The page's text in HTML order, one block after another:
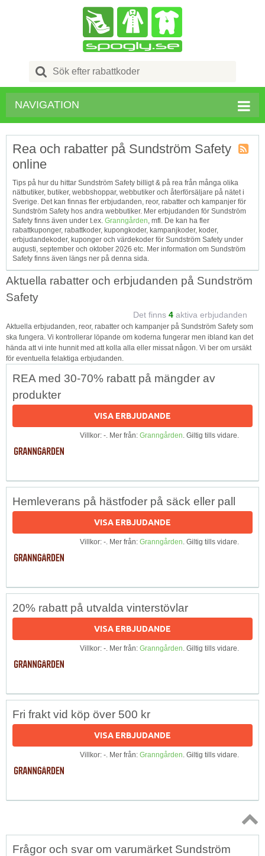
Search
for:
NAVIGATION
Rea och rabatter på Sundström Safety
online
Tips på hur du hittar Sundström Safety billigt & på rea från många olika
nätbutiker, butiker, webbshoppar, webbutiker och återförsäljare på nätet i
Sverige. Det kan finnas fler erbjudanden, reor, rabatter och kampanjer för
Sundström Safety hos andra webbutiker. Mer erbjudanden för Sundström
Safety finns även under t.ex. Granngården, mfl. De kan ha fler
rabattkuponger, rabattkoder, kupongkoder, kampanjkoder, koder,
erbjudandekoder, kuponger och värdekoder för Sundström Safety under
augusti, september och oktober 2026 etc. Mer information om Sundström
Safety finns även längs ner på denna sida.
Aktuella rabatter och erbjudanden på Sundström
Safety
Det finns 4 aktiva erbjudanden
Aktuella erbjudanden, reor, rabatter och kampanjer på Sundström Safety som
ska fungera. Vi kontrollerar löpande om koderna fungerar men ibland kan det
hända att vi inte hunnit med att kolla alla eller missat någon. Vi ber om ursäkt
för eventuella felaktiga erbjudanden.
REA med 30-70% rabatt på mängder av
produkter
VISA ERBJUDANDE
Villkor: -. Mer från: Granngården. Giltig tills vidare.
Hemleverans på hästfoder på säck eller pall
VISA ERBJUDANDE
Villkor: -. Mer från: Granngården. Giltig tills vidare.
20% rabatt på utvalda vinterstövlar
VISA ERBJUDANDE
Villkor: -. Mer från: Granngården. Giltig tills vidare.
Fri frakt vid köp över 500 kr
VISA ERBJUDANDE
Villkor: -. Mer från: Granngården. Giltig tills vidare.
Topp
Frågor och svar om varumärket Sundström